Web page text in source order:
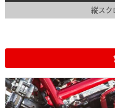
縦スク